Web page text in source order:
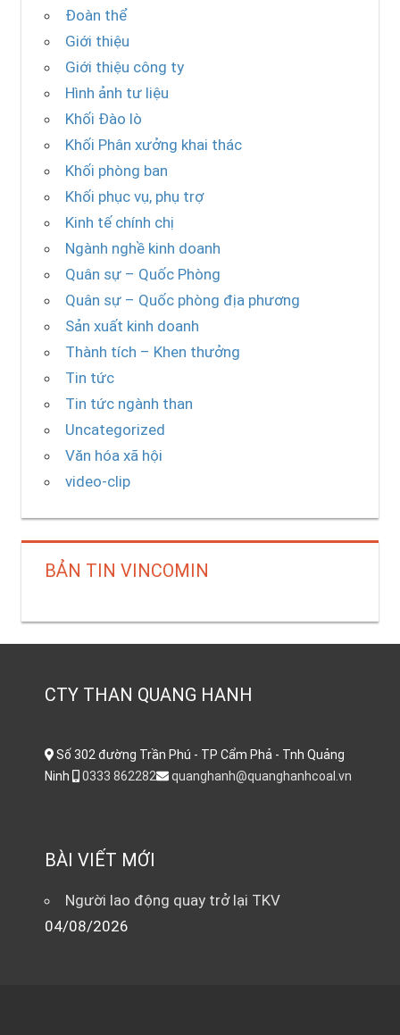
Đoàn thể
Giới thiệu
Giới thiệu công ty
Hình ảnh tư liệu
Khối Đào lò
Khối Phân xưởng khai thác
Khối phòng ban
Khối phục vụ, phụ trợ
Kinh tế chính chị
Ngành nghề kinh doanh
Quân sự – Quốc Phòng
Quân sự – Quốc phòng địa phương
Sản xuất kinh doanh
Thành tích – Khen thưởng
Tin tức
Tin tức ngành than
Uncategorized
Văn hóa xã hội
video-clip
BẢN TIN VINCOMIN
CTY THAN QUANG HANH
Số 302 đường Trần Phú - TP Cẩm Phả - Tnh Quảng
Ninh
0333 862282 quanghanh@quanghanhcoal.vn
BÀI VIẾT MỚI
Người lao động quay trở lại TKV
04/08/2026